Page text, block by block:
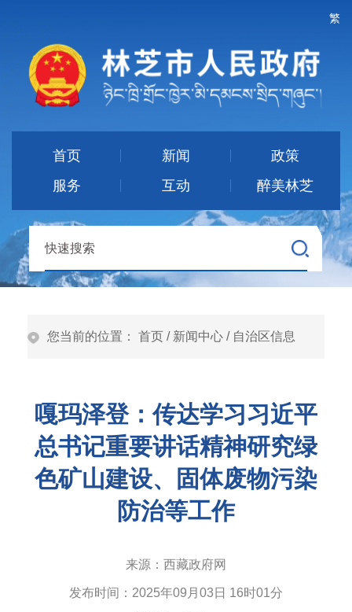
繁
首页 新闻
政策
服务
互动 醉美林芝
您当前的位置： 首页 / 新闻中心 / 自治区信息
嘎玛泽登：传达学习习近平
总书记重要讲话精神研究绿
色矿山建设、固体废物污染
防治等工作
来源： 西藏政府网
发布时间： 2025年09月03日 16时01分